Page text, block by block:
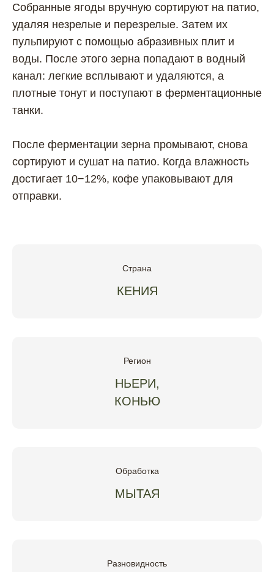
Собранные ягоды вручную сортируют на патио,
удаляя незрелые и перезрелые. Затем их
пульпируют с помощью абразивных плит и
воды. После этого зерна попадают в водный
канал: легкие всплывают и удаляются, а
плотные тонут и поступают в ферментационные
танки.
После ферментации зерна промывают, снова
сортируют и сушат на патио. Когда влажность
достигает 10−12%, кофе упаковывают для
отправки.
Страна
КЕНИЯ
Регион
НЬЕРИ,
КОНЬЮ
Обработка
МЫТАЯ
Разновидность